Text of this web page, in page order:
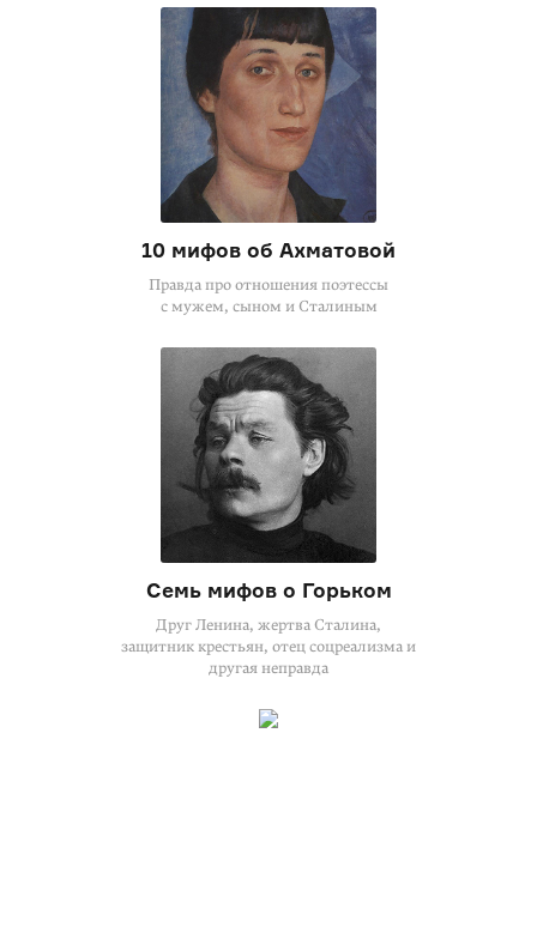
10 мифов об Ахматовой
Правда про отношения поэтессы
с мужем, сыном и Сталиным
Семь мифов о Горьком
Друг Ленина, жертва Сталина,
защитник крестьян, отец соцреализма и
другая неправда